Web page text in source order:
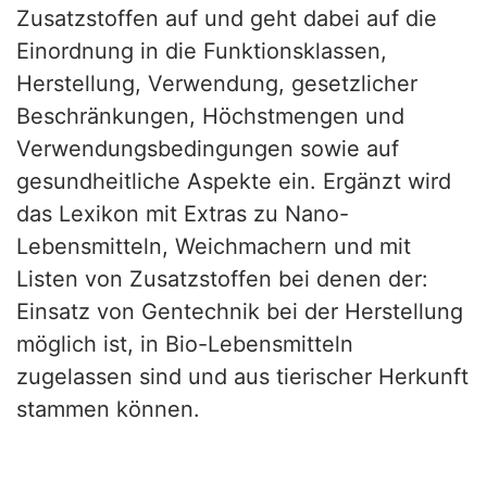
Zusatzstoffen auf und geht dabei auf die
Einordnung in die Funktionsklassen,
Herstellung, Verwendung, gesetzlicher
Beschränkungen, Höchstmengen und
Verwendungsbedingungen sowie auf
gesundheitliche Aspekte ein. Ergänzt wird
das Lexikon mit Extras zu Nano-
Lebensmitteln, Weichmachern und mit
Listen von Zusatzstoffen bei denen der:
Einsatz von Gentechnik bei der Herstellung
möglich ist, in Bio-Lebensmitteln
zugelassen sind und aus tierischer Herkunft
stammen können.